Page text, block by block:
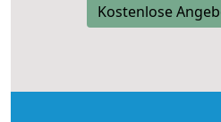
Kostenlose